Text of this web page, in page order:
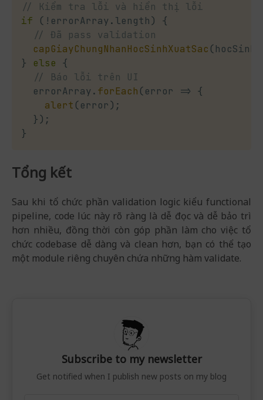
// Kiểm tra lỗi và hiển thị lỗi
if
( ! errorArray. length)
{
// Đã pass validation
capGiayChungNhanHocSinhXuatSac (hocSinh
}
else
{
// Báo lỗi trên UI
  errorArray
. forEach (error =>
{
alert (error) ;
}) ;
}
Tổng kết
Sau khi tổ chức phần validation logic kiểu functional
pipeline, code lúc này rõ ràng là dễ đọc và dễ bảo trì
hơn nhiều, đồng thời còn góp phần làm cho việc tổ
chức codebase dễ dàng và clean hơn, bạn có thể tạo
một module riêng chuyên chứa những hàm validate.
Subscribe to my newsletter
Get notified when I publish new posts on my blog